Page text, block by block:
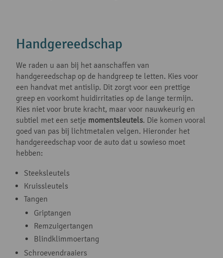
Handgereedschap
We raden u aan bij het aanschaffen van
handgereedschap op de handgreep te letten. Kies voor
een handvat met antislip. Dit zorgt voor een prettige
greep en voorkomt huidirritaties op de lange termijn.
Kies niet voor brute kracht, maar voor nauwkeurig en
subtiel met een setje momentsleutels. Die komen vooral
goed van pas bij lichtmetalen velgen. Hieronder het
handgereedschap voor de auto dat u sowieso moet
hebben:
Steeksleutels
Kruissleutels
Tangen
Griptangen
Remzuigertangen
Blindklimmoertang
Schroevendraaiers